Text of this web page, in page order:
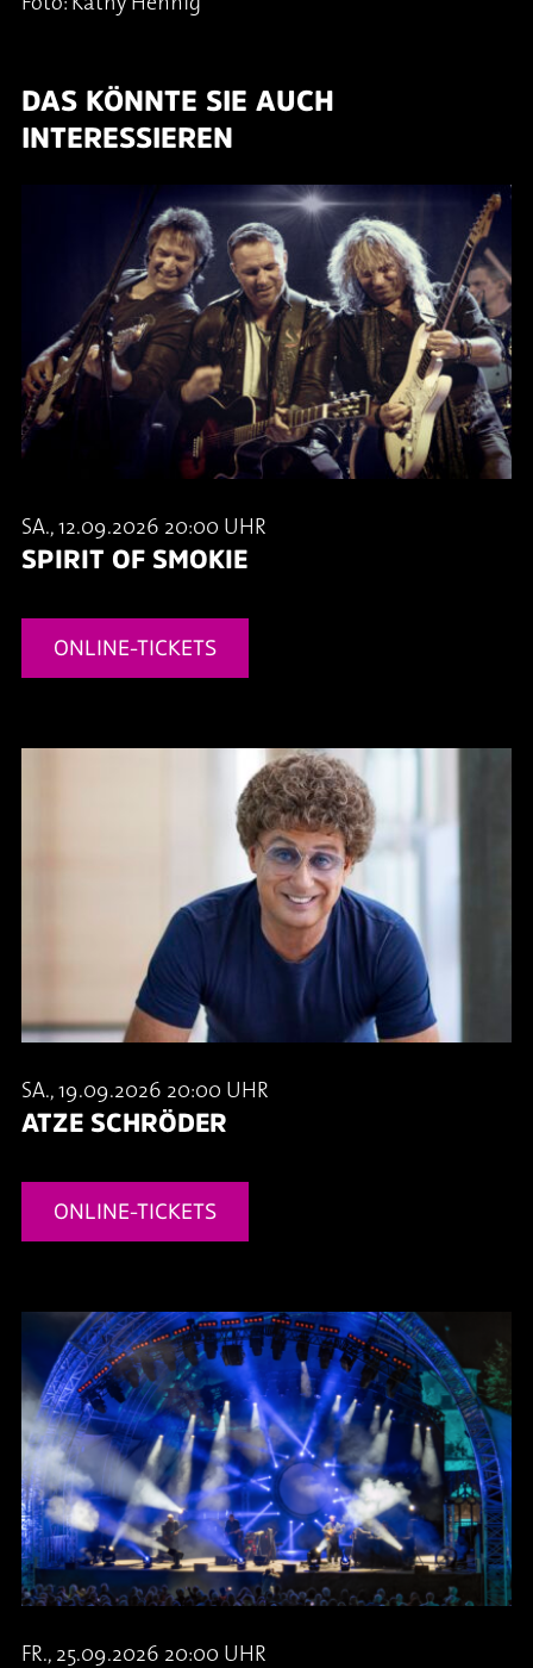
DAS KÖNNTE SIE AUCH
INTERESSIEREN
SA., 12.09.2026 20:00 UHR
SPIRIT OF SMOKIE
ONLINE-TICKETS
SA., 19.09.2026 20:00 UHR
ATZE SCHRÖDER
ONLINE-TICKETS
FR., 25.09.2026 20:00 UHR